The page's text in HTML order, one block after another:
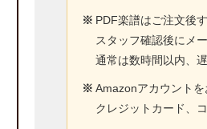
※ PDF楽譜はご注文後
スタッフ確認後にメ
通常は数時間以内、
※ Amazonアカウントを
クレジットカード、